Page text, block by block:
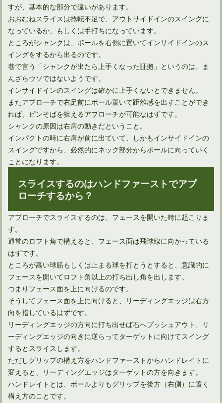
ドライバーのバックスピンが飛距離減の原因というのは間違い
やはり得！アイアンで飛距離アップするのに効果的な方法とは
多くのプロ野球選手は、ゴルフの飛距離が凄いのは何で？
多くのゴルファー憧れ、ドライバーで300ヤード飛ばすには
ゴルフルールでのパター2本の是非とその効果について
すが、基本的な部分で違いがあります。
おおむねスライスは捻転不足で、アウトサイドインのスイングに
なっているか、もしくは手打ちになっています。
ところがシャンクは、ボールを右側に置いてインサイドインのス
イングをするから出るのです。
巷で言う「シャンクが出たら上手くなった証拠」というのは、ま
んざらウソではないようです。
インサイドインのスイングは確かに上手くないとできません。
またアプローチで右足前にボール置いて距離感を出すことができ
れば、ピンそばを狙えるアプローチが可能なはずです。
シャンクの原因は右肩の動きだということ。
インパクトの時に右肩が前に出ていて、しかもインサイドインの
スイングですから、必然的にネック部分からボールに向っていく
ことになります。
スライスするのはハンドファーストでアプ
ローチするから？
アプローチでスライスするのは、フェースを開いた時に起こりま
す。
通常のロフト角で構えると、フェース面は飛球線に向かっている
はずです。
ところが高い球筋もしくは止まる球を打とうとすると、意識的に
フェースを開いてロフト角以上の打ち出し角を出します。
つまりフェース面を上に向けるのです。
そうしてフェース面を上に向けると、リーディングエッジは右方
向を指しているはずです。
リーディングエッジの方向に打ち出せば右へプッシュアウト、リ
ーディングエッジの向きに逆らってターゲットに向けてスイング
するとスライスします。
ただしグリップの構え方をハンドファーストからハンドレイトに
変えると、リーディングエッジはターゲットの方を向きます。
ハンドレイトとは、ボールよりもグリップを後方（右側）に置く
構え方のことです。